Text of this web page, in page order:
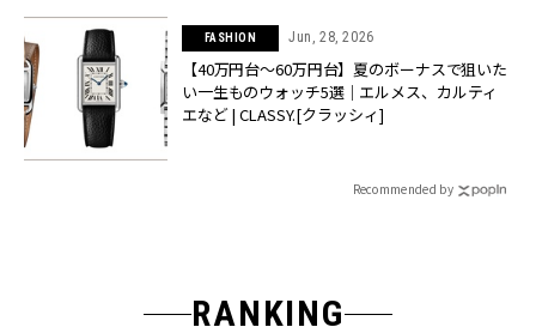
FASHION Jun, 28, 2026
【40万円台〜60万円台】夏のボーナスで狙いた
い一生ものウォッチ5選｜エルメス、カルティ
エなど | CLASSY.[クラッシィ]
Recommended by
RANKING